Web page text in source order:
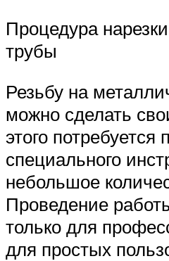
Процедура
трубы
Резьбу на
можно сделать
этого потребуется
специального
небольшое
Проведение
только для
для простых